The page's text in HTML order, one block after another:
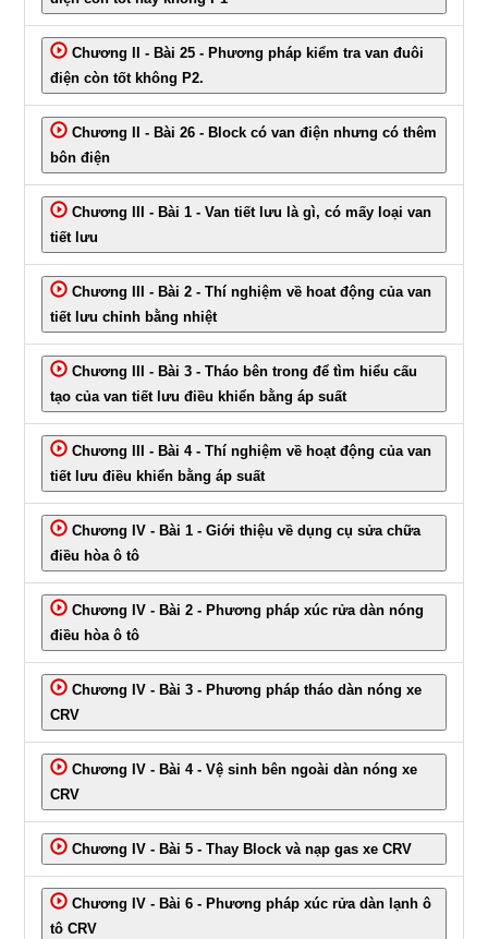
Chương II - Bài 25 - Phương pháp kiểm tra van đuôi
điện còn tốt không P2.
Chương II - Bài 26 - Block có van điện nhưng có thêm
bôn điện
Chương III - Bài 1 - Van tiết lưu là gì, có mấy loại van
tiết lưu
Chương III - Bài 2 - Thí nghiệm về hoat động của van
tiết lưu chỉnh bằng nhiệt
Chương III - Bài 3 - Tháo bên trong để tìm hiểu cấu
tạo của van tiết lưu điều khiển bằng áp suất
Chương III - Bài 4 - Thí nghiệm về hoạt động của van
tiết lưu điều khiển bằng áp suất
Chương IV - Bài 1 - Giới thiệu về dụng cụ sửa chữa
điều hòa ô tô
Chương IV - Bài 2 - Phương pháp xúc rửa dàn nóng
điều hòa ô tô
Chương IV - Bài 3 - Phương pháp tháo dàn nóng xe
CRV
Chương IV - Bài 4 - Vệ sinh bên ngoài dàn nóng xe
CRV
Chương IV - Bài 5 - Thay Block và nạp gas xe CRV
Chương IV - Bài 6 - Phương pháp xúc rửa dàn lạnh ô
tô CRV